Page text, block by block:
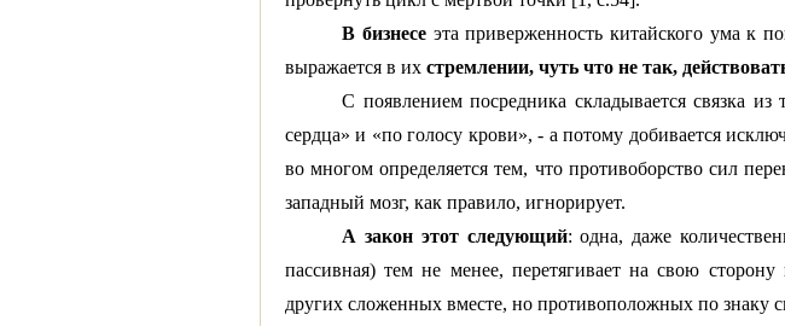
В бизнесеэта приверженность китайского ума к
выражается в их стремлении, чуть что не так,
С появлением посредника складывается связка
сердца» и «по голосу крови», - а потому добивается
во многом определяется тем, что противоборство сил
западный мозг, как правило, игнорирует.
А закон этот следующий: одна, даже
пассивная) тем не менее, перетягивает на свою
других сложенных вместе, но противоположных по знаку